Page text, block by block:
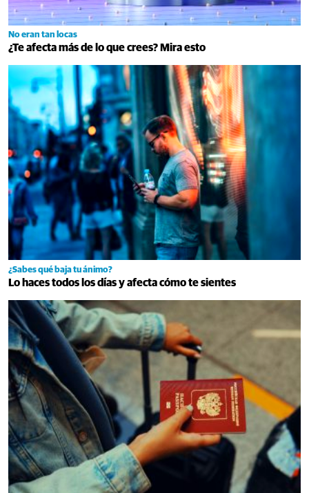
No eran tan locas
¿Te afecta más de lo que crees? Mira esto
¿Sabes qué baja tu ánimo?
Lo haces todos los días y afecta cómo te sientes